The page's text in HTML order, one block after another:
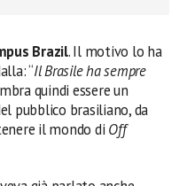
Brazil. Il motivo lo ha
“Il Brasile ha sempre
quindi essere un
pubblico brasiliano, da
il mondo di Off